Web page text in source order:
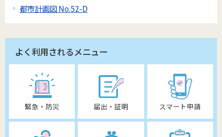
都市計画図 No.52-D
よく利用されるメニュー
緊急・防災 届出・証明 スマート申請